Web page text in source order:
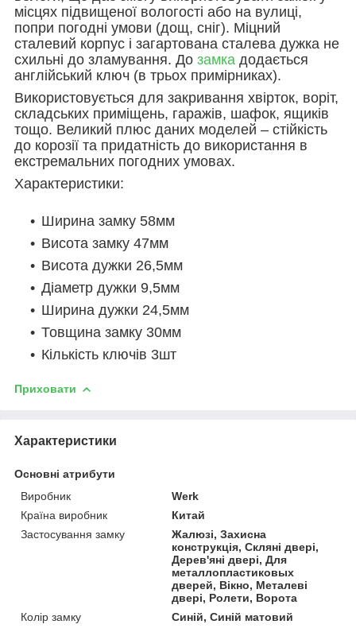
місцях підвищеної вологості або на вулиці,
попри погодні умови (дощ, сніг). Міцний
сталевий корпус і загартована сталева дужка не
схильні до зламування. До замка додається
англійський ключ (в трьох примірниках).
Використовується для закривання хвірток, воріт,
складських приміщень, гаражів, шафок, ящиків
тощо. Великий плюс даних моделей – стійкість
до корозії та придатність до використання в
екстремальних погодних умовах.
Характеристики:
Ширина замку 58мм
Висота замку 47мм
Висота дужки 26,5мм
Діаметр дужки 9,5мм
Ширина дужки 24,5мм
Товщина замку 30мм
Кількість ключів 3шт
Приховати
Характеристики
Основні атрибути
Виробник
Werk
Країна виробник
Китай
Застосування замку
Жалюзі, Захисна
конструкція, Скляні двері,
Дерев'яні двері, Для
металлопластиковых
дверей, Вікно, Металеві
двері, Ролети, Ворота
Колір замку
Синій, Синій матовий